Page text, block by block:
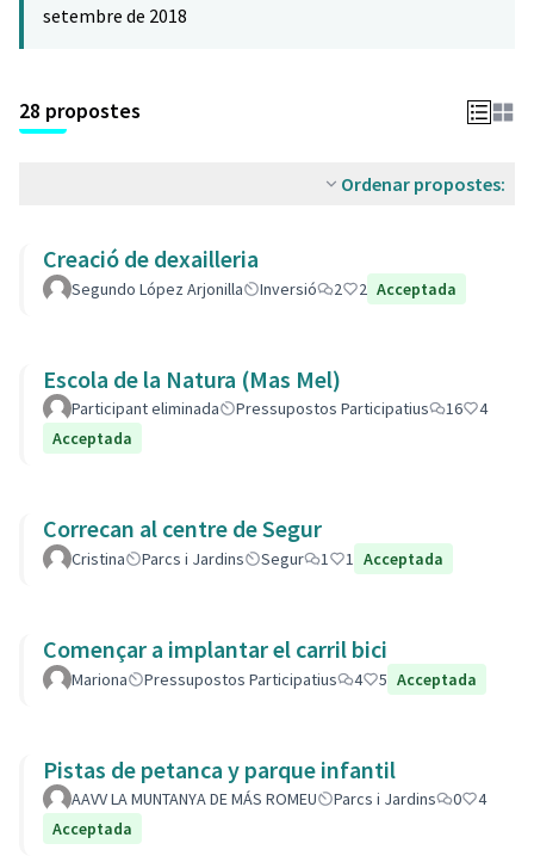
setembre de 2018
28 propostes
Ordenar propostes:
Creació de dexailleria
Segundo López Arjonilla Inversió 2 2 Acceptada
Escola de la Natura (Mas Mel)
Participant eliminada Pressupostos Participatius 16
4
Acceptada
Correcan al centre de Segur
Cristina Parcs i Jardins Segur 1 1 Acceptada
Començar a implantar el carril bici
Mariona Pressupostos Participatius 4 5 Acceptada
Pistas de petanca y parque infantil
AAVV LA MUNTANYA DE MÁS ROMEU Parcs i Jardins 0
4
Acceptada